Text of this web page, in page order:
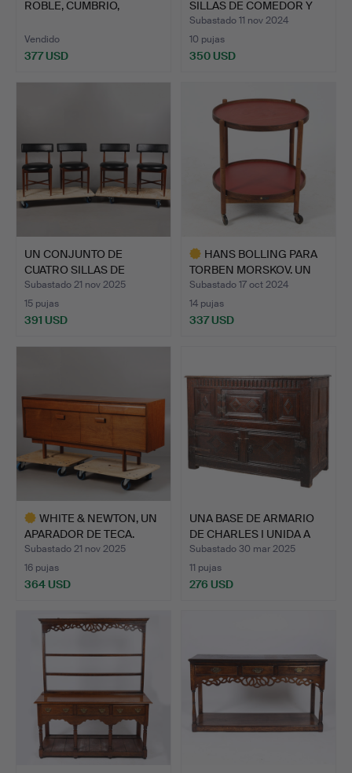
ROBLE, CUMBRIO,
Vendido
377 USD
SILLAS DE COMEDOR Y
MESA …
Subastado 11 nov 2024
10 pujas
350 USD
UN CONJUNTO DE
CUATRO SILLAS DE
COMEDOR DE…
Subastado 21 nov 2025
15 pujas
391 USD
HANS BOLLING PARA
TORBEN MORSKOV. UN
CARRI…
Subastado 17 oct 2024
14 pujas
337 USD
WHITE & NEWTON, UN
APARADOR DE TECA.
Subastado 21 nov 2025
16 pujas
364 USD
seleccionado
UNA BASE DE ARMARIO
DE CHARLES I UNIDA A
O…
Subastado 30 mar 2025
11 pujas
276 USD